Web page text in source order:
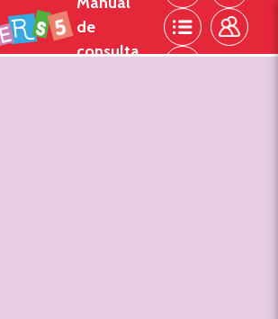
Vés al
contingut de
consulta